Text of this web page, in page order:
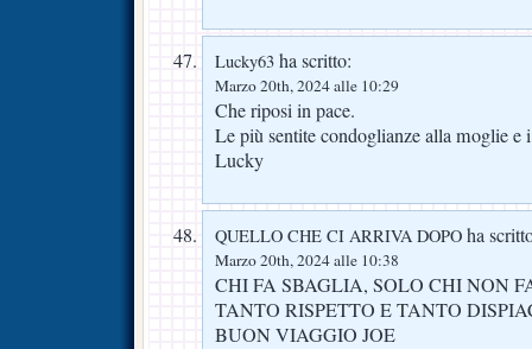
Lucky63 ha scritto:
Marzo 20th, 2024 alle 10:29
Che riposi in pace.
Le più sentite condoglianze alla moglie e
Lucky
QUELLO CHE CI ARRIVA DOPO ha
Marzo 20th, 2024 alle 10:38
CHI FA SBAGLIA, SOLO CHI NON
TANTO RISPETTO E TANTO
BUON VIAGGIO JOE